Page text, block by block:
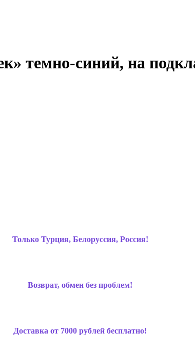
темно-синий, на
Только Турция, Белоруссия, Россия!
Возврат, обмен без проблем!
Доставка от 7000 рублей бесплатно!